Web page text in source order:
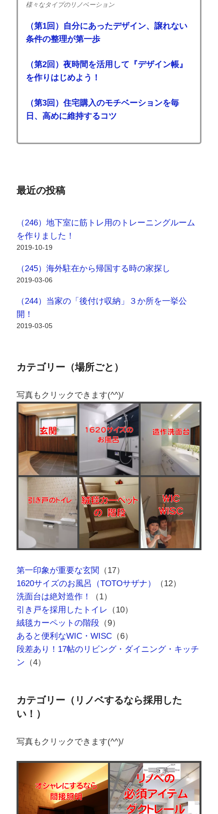
様々なタイプのリノベーション
（第1回）自分にあったデザイン、譲れない
条件の整理が第一歩
（第2回）夜時間を活用して『デザイン帳』
を作りはじめよう！
（第3回）住宅購入のモチベーションを毎
日、高めに維持するコツ
最近の投稿
（246）地下室に筋トレ用のトレーニングルーム
を作りました！
2019-10-19
（245）海外駐在から帰国する時の家探し
2019-03-06
（244）当家の「後付け収納」３か所を一挙公
開！
2019-03-05
カテゴリー（場所ごと）
写真もクリックできます(^^)/
第一印象が重要な玄関 （17）
1620サイズのお風呂（TOTOサザナ）
（12）
洗面台は絶対造作！
（1）
引き戸を採用したトイレ （10）
絨毯カーペットの階段（9）
あると便利なWIC・WISC（6）
段差あり！17帖のリビング・ダイニング・キッチ
ン （4）
カテゴリー（リノベするなら採用した
い！）
写真もクリックできます(^^)/